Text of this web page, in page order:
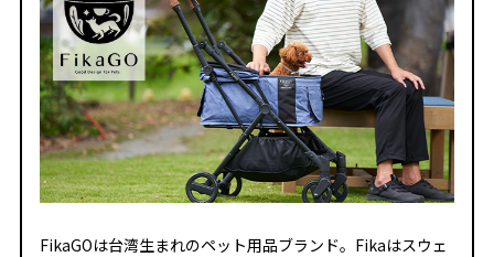
FikaGOは台湾生まれのペット用品ブランド。Fikaはスウェ